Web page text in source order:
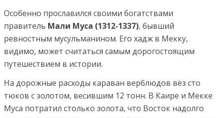
Особенно прославился своими богатствами
правитель Мали Муса (1312-1337), бывший
ревностным мусульманином. Его хадж в Мекку,
видимо, может считаться самым дорогостоящим
путешествием в истории.
На дорожные расходы караван верблюдов вёз сто
тюков с золотом, весившим 12 тонн. В Каире и Мекке
Муса потратил столько золота, что Восток надолго